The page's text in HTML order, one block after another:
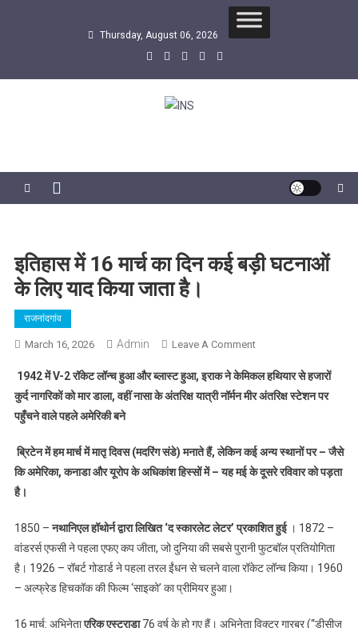
Thursday, August 06, 2026
इतिहास में 16 मार्च का दिन कई बड़ी घटनाओं
के लिए याद किया जाता है।
राजनांदगांव
March 16, 2026 Admin Leave A CommentOn
में
16
दिन
कई
के
लिए
याद
है।
1942 में V-2 रॉकेट लॉन्च हुआ और ब्लास्ट हुआ, इराक ने केमिकल हथियार से हजारों
कुर्द नागरिकों को मार डाला, वहीं नासा के अंतरिक्ष यात्री नॉर्मन मीर अंतरिक्ष स्टेशन पर
पहुँचने वाले पहले अमेरिकी बने
ब्रिटेन में हम मार्च में मातृ दिवस (मदरिंग संडे) मनाते हैं, लेकिन कई अन्य स्थानों पर – जैसे
कि अमेरिका, कनाडा और यूरोप के अधिकांश हिस्सों में – यह मई के दूसरे रविवार को पड़ता
है।
1850 –नथानिएल हॉथोर्न द्वारा लिखित ‘द स्कारलेट लेटर’ प्रकाशित हुई। 1872 –
वांडरर्स एफसी ने पहला एफए कप जीता, जो दुनिया की सबसे पुरानी फुटबॉल प्रतियोगिता
है। 1926 – रॉबर्ट गोडार्ड ने पहला तरल ईंधन से चलने वाला रॉकेट लॉन्च किया। 1960
– अल्फ्रेड हिचकॉक की फिल्म ‘साइको’ का प्रीमियर हुआ।
16 मार्च: अभिनेताएरिक एस्ट्राडा76 वर्ष के हो गए हैं। अभिनेता विक्टर गारबर (“डीसीज़